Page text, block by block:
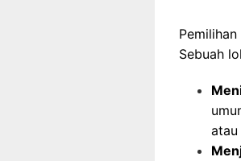
Sebuah
atau